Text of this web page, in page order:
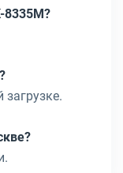
8335M?